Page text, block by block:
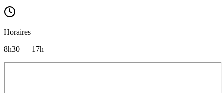
Horaires
8h30 — 17h